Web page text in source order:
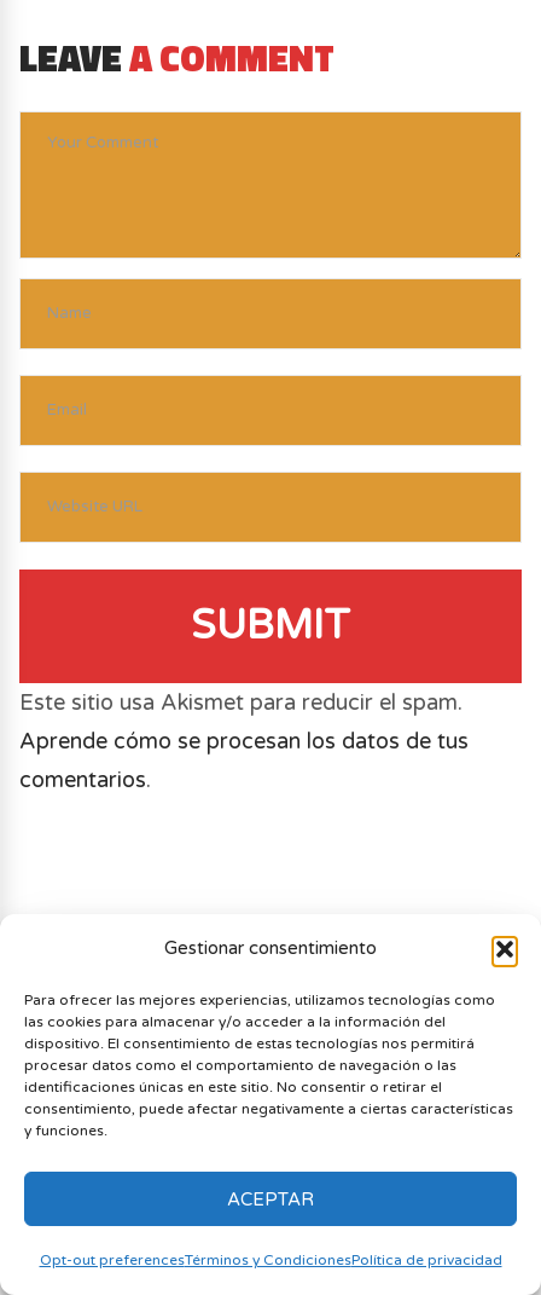
Gestionar consentimiento
Para ofrecer las mejores experiencias, utilizamos tecnologías como
las cookies para almacenar y/o acceder a la información del
dispositivo. El consentimiento de estas tecnologías nos permitirá
procesar datos como el comportamiento de navegación o las
identificaciones únicas en este sitio. No consentir o retirar el
consentimiento, puede afectar negativamente a ciertas características
y funciones.
ACEPTAR
Opt-out preferencesTérminos y CondicionesPolítica de privacidad
LEAVEA COMMENT
SUBMIT
Este sitio usa Akismet para reducir el spam.
Aprende cómo se procesan los datos de tus
comentarios.
LO MEJOR CALIFICADO
10
The King of Fighters 98 y 02
(UM) son lo que quería en
juegos de pelea
de los pocos juegos perfectos
Hollow Knight es el mejor juego